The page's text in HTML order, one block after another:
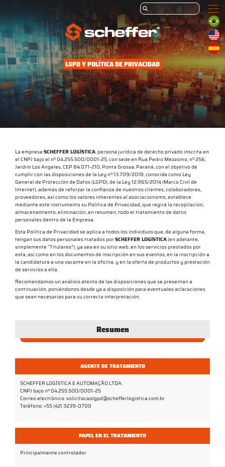
LGPD Y POLÍTICA DE PRIVACIDAD
La empresa SCHEFFER LOGÍSTICA, persona jurídica de derecho privado inscrita en
el CNPJ bajo el nº 04.255.500/0001-25, con sede en Rua Pedro Mezzomo, nº 256,
Jardim Los Angeles, CEP 84.071-210, Ponta Grossa, Paraná, con el objetivo de
cumplir con las disposiciones de la Ley nº 13.709/2018, conocida como Ley
General de Protección de Datos (LGPD), de la Ley 12.965/2014 (Marco Civil de
Internet), además de reforzar la confianza de nuestros clientes, colaboradores,
proveedores, así como los valores inherentes al asociacionismo, establece
mediante este instrumento su Política de Privacidad, que regirá la recopilación,
almacenamiento, eliminación, en resumen, todo el tratamiento de datos
personales dentro de la Empresa.
Esta Política de Privacidad se aplica a todos los individuos que, de alguna forma,
tengan sus datos personales tratados porSCHEFFER LOGÍSTICA(en adelante,
simplemente “Titulares”), ya sea en su sitio web, en los servicios prestados por
esta, así como en los documentos de inscripción en sus eventos, en la inscripción a
la candidatura a una vacante en la oficina, y en la oferta de productos y prestación
de servicios a ella.
Recomendamos un análisis atento de las disposiciones que se presentan a
continuación, poniéndonos desde ya a disposición para eventuales aclaraciones
que sean necesarias para su correcta interpretación.
Resumen
AGENTE DE TRATAMIENTO
SCHEFFER LOGÍSTICA E AUTOMAÇÃO LTDA.
CNPJ bajo nº 04.255.500/0001-25
Correo electrónico: solicitacaolgpd@schefferlogistica.com.br
Teléfono: +55 (42) 3239-0700
PAPEL EN EL TRATAMIENTO
Principalmente controlador